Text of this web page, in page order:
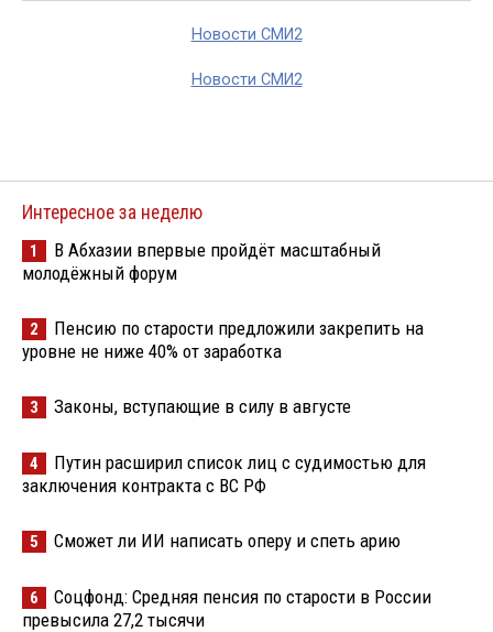
Новости СМИ2
Новости СМИ2
Интересное за неделю
1
В Абхазии впервые пройдёт масштабный
молодёжный форум
2
Пенсию по старости предложили закрепить на
уровне не ниже 40% от заработка
3 Законы, вступающие в силу в августе
4
Путин расширил список лиц с судимостью для
заключения контракта с ВС РФ
5 Сможет ли ИИ написать оперу и спеть арию
6
Соцфонд: Средняя пенсия по старости в России
превысила 27,2 тысячи